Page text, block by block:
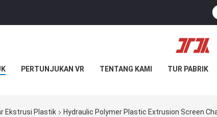
PERTUNJUKAN VR TENTANG KAMI TUR PABRIK
Ekstrusi Plastik Hydraulic Polymer Plastic Extrusion Screen